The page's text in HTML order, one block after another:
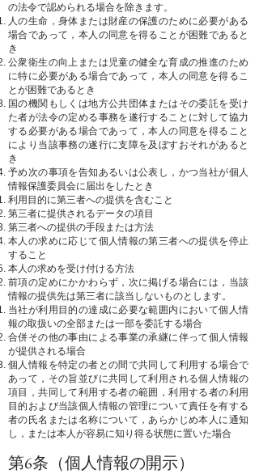
の法令で認められる場合を除きます。
人の生命，身体または財産の保護のために必要がある
場合であって，本人の同意を得ることが困難であると
き
公衆衛生の向上または児童の健全な育成の推進のため
に特に必要がある場合であって，本人の同意を得るこ
とが困難であるとき
国の機関もしくは地方公共団体またはその委託を受け
た者が法令の定める事務を遂行することに対して協力
する必要がある場合であって，本人の同意を得ること
により当該事務の遂行に支障を及ぼすおそれがあると
き
予め次の事項を告知あるいは公表し，かつ当社が個人
情報保護委員会に届出をしたとき
利用目的に第三者への提供を含むこと
第三者に提供されるデータの項目
第三者への提供の手段または方法
本人の求めに応じて個人情報の第三者への提供を停止
すること
本人の求めを受け付ける方法
前項の定めにかかわらず，次に掲げる場合には，当該
情報の提供先は第三者に該当しないものとします。
当社が利用目的の達成に必要な範囲内において個人情
報の取扱いの全部または一部を委託する場合
合併その他の事由による事業の承継に伴って個人情報
が提供される場合
個人情報を特定の者との間で共同して利用する場合で
あって，その旨並びに共同して利用される個人情報の
項目，共同して利用する者の範囲，利用する者の利用
目的および当該個人情報の管理について責任を有する
者の氏名または名称について，あらかじめ本人に通知
し，または本人が容易に知り得る状態に置いた場合
第6条（個人情報の開示）